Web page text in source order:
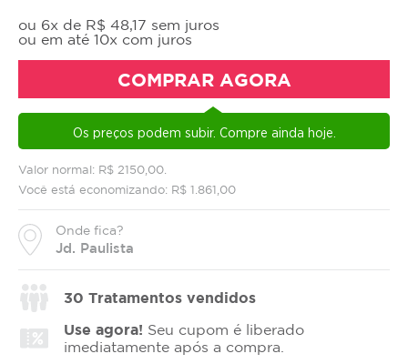
Valor normal: R$ 2150,00.
Você está economizando: R$ 1.861,00
Onde fica?
Jd. Paulista
ou 6x de R$ 48,17 sem juros
ou em até 10x com juros
COMPRAR AGORA
Os preços podem subir. Compre ainda hoje.
30 Tratamentos vendidos
Use agora! Seu cupom é liberado
imediatamente após a compra.